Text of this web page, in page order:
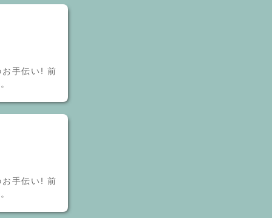
手伝い! 前
手伝い! 前